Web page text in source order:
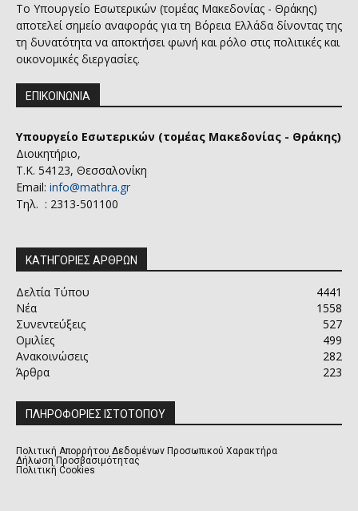
Το Υπουργείο Εσωτερικών (τομέας Μακεδονίας - Θράκης)
αποτελεί σημείο αναφοράς για τη Βόρεια Ελλάδα δίνοντας της
τη δυνατότητα να αποκτήσει φωνή και ρόλο στις πολιτικές και
οικονομικές διεργασίες.
ΕΠΙΚΟΙΝΩΝΙΑ
Υπουργείο Εσωτερικών (τομέας Μακεδονίας - Θράκης)
Διοικητήριο,
Τ.Κ. 54123, Θεσσαλονίκη
Email: info@mathra.gr
Τηλ. : 2313-501100
ΚΑΤΗΓΟΡΙΕΣ ΑΡΘΡΩΝ
Δελτία Τύπου
4441
Νέα
1558
Συνεντεύξεις
527
Ομιλίες
499
Ανακοινώσεις
282
Άρθρα
223
ΠΛΗΡΟΦΟΡΙΕΣ ΙΣΤΟΤΟΠΟΥ
Πολιτική Απορρήτου Δεδομένων Προσωπικού Χαρακτήρα
Δήλωση Προσβασιμότητας
Πολιτική Cookies